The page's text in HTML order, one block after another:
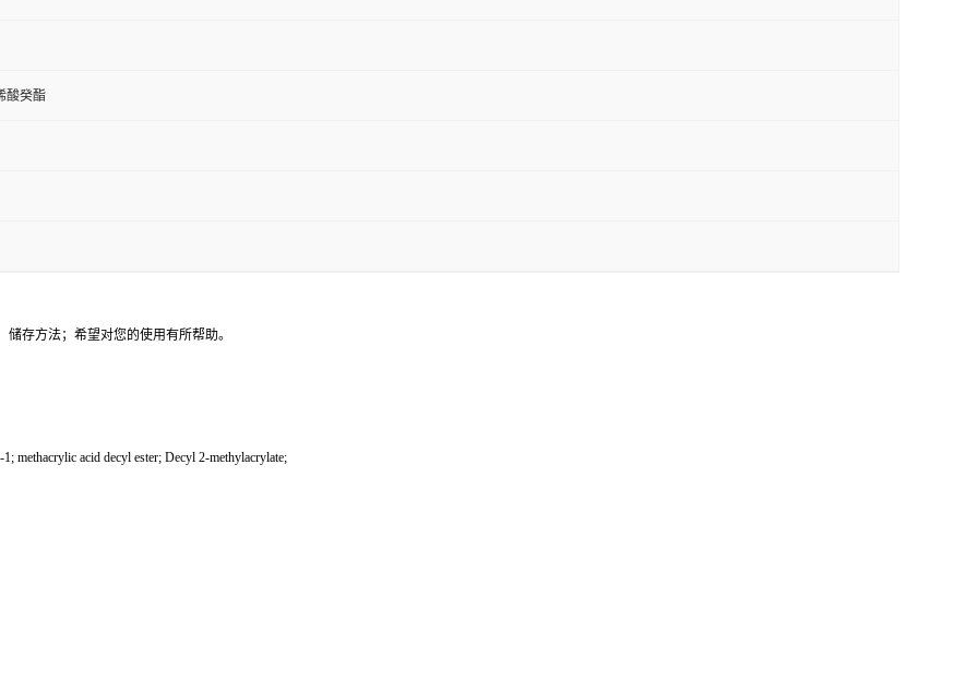
酸癸酯
存方法；希望对您的使用有所帮助。
methacrylic acid decyl ester; Decyl 2-methylacrylate;